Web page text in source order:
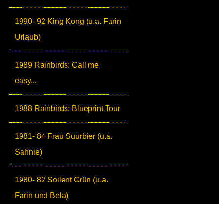
1990- 92 King Kong (u.a. Farin
Urlaub)
1989 Rainbirds: Call me
easy...
1988 Rainbirds: Blueprint Tour
1981- 84 Frau Suurbier (u.a.
Sahnie)
1980- 82 Soilent Grün (u.a.
Farin und Bela)